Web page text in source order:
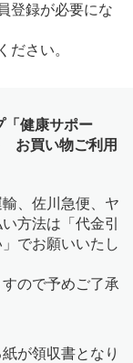
登録が必要にな
ださい。
「健康サポー
お買い物ご利用
、佐川急便、ヤ
方法は「代金引
でお願いいたし
ので予めご了承
が領収書となり